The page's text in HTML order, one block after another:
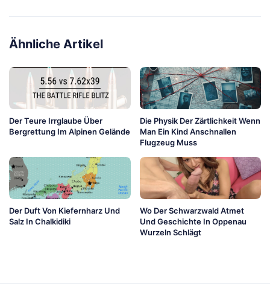
Ähnliche Artikel
Der Teure Irrglaube Über
Bergrettung Im Alpinen Gelände
Die Physik Der Zärtlichkeit Wenn
Man Ein Kind Anschnallen
Flugzeug Muss
Der Duft Von Kiefernharz Und
Salz In Chalkidiki
Wo Der Schwarzwald Atmet
Und Geschichte In Oppenau
Wurzeln Schlägt